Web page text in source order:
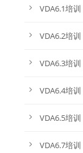
VDA6.1培训
VDA6.2培训
VDA6.3培训
VDA6.4培训
VDA6.5培训
VDA6.7培训